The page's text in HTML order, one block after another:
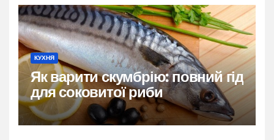
КУХНЯ
Як варити скумбрію: повний гід
для соковитої риби